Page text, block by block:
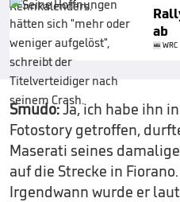
ab
WRC
Smudo:Ja, ich habe ihn
Fotostory getroffen,
Maserati seines
auf die Strecke in
Irgendwann wurde er